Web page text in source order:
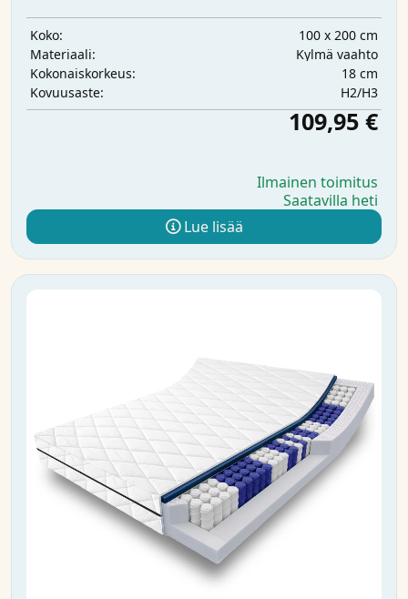
Koko:
100 x 200 cm
Materiaali:
Kylmä vaahto
Kokonaiskorkeus:
18 cm
Kovuusaste:
H2/H3
109,95 €
Ilmainen toimitus
Saatavilla heti
Lue lisää